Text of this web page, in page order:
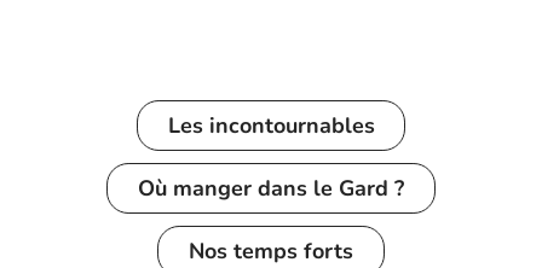
Les incontournables
Où manger dans le Gard ?
Nos temps forts